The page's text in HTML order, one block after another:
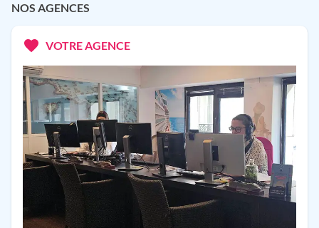
NOS AGENCES
VOTRE AGENCE